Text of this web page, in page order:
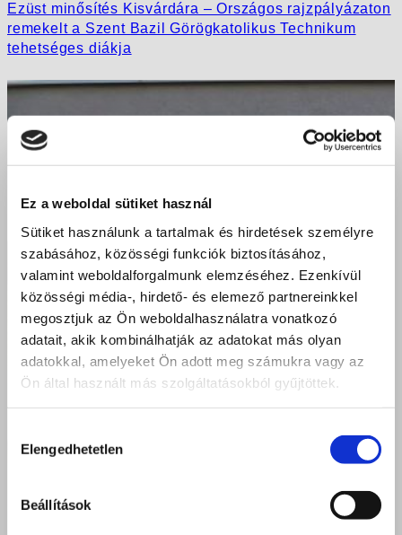
Ez a weboldal sütiket használ
Sütiket használunk a tartalmak és hirdetések személyre
szabásához, közösségi funkciók biztosításához,
valamint weboldalforgalmunk elemzéséhez. Ezenkívül
közösségi média-, hirdető- és elemező partnereinkkel
megosztjuk az Ön weboldalhasználatra vonatkozó
adatait, akik kombinálhatják az adatokat más olyan
adatokkal, amelyeket Ön adott meg számukra vagy az
Ön által használt más szolgáltatásokból gyűjtöttek.
kiválasztása
Elengedhetetlen
Beállítások
Ezüst minősítés Kisvárdára – Országos rajzpályázaton
remekelt a Szent Bazil Görögkatolikus Technikum
tehetséges diákja